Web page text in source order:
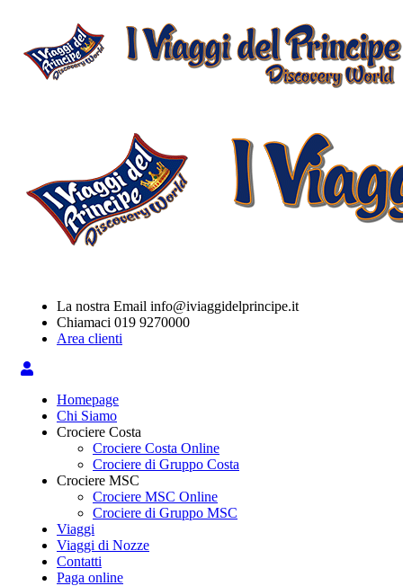
La nostra Email info@iviaggidelprincipe.it
Chiamaci 019 9270000
Area clienti
Homepage
Chi Siamo
Crociere Costa
Crociere Costa Online
Crociere di Gruppo Costa
Crociere MSC
Crociere MSC Online
Crociere di Gruppo MSC
Viaggi
Viaggi di Nozze
Contatti
Paga online